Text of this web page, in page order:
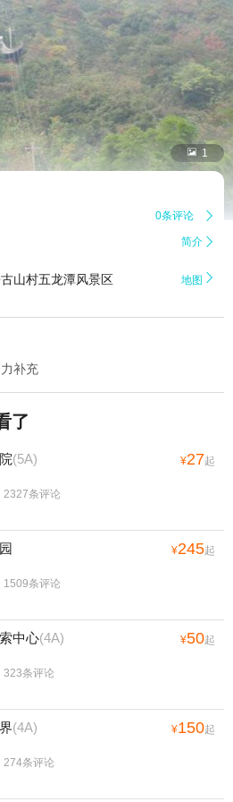
 1
0条评论 
简介 
山村五龙潭风景区 地图 
补充
了
(5A) ¥27起
2327条评论
¥245起
1509条评论
中心(4A) ¥50起
323条评论
(4A) ¥150起
274条评论